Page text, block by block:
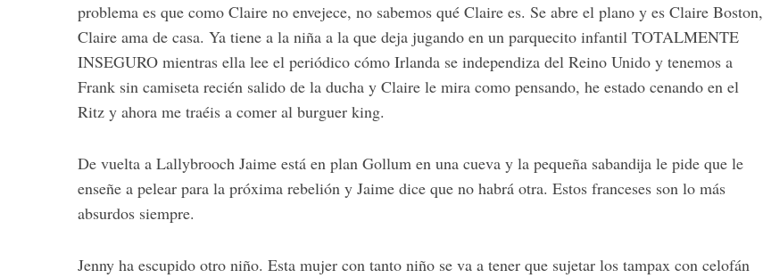
problema es que como Claire no envejece, no sabemos qué Claire es. Se abre el plano y es Claire Boston,
Claire ama de casa. Ya tiene a la niña a la que deja jugando en un parquecito infantil TOTALMENTE
INSEGURO mientras ella lee el periódico cómo Irlanda se independiza del Reino Unido y tenemos a
Frank sin camiseta recién salido de la ducha y Claire le mira como pensando, he estado cenando en el
Ritz y ahora me traéis a comer al burguer king.
De vuelta a Lallybrooch Jaime está en plan Gollum en una cueva y la pequeña sabandija le pide que le
enseñe a pelear para la próxima rebelión y Jaime dice que no habrá otra. Estos franceses son lo más
absurdos siempre.
Jenny ha escupido otro niño. Esta mujer con tanto niño se va a tener que sujetar los tampax con celofán
e
a
f
o
r